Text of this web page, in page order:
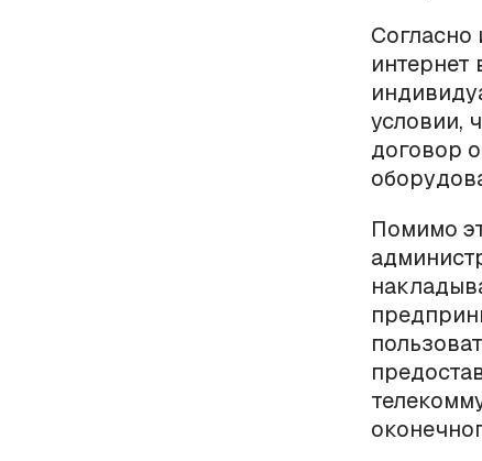
Согласно
условии,
договор
Помимо